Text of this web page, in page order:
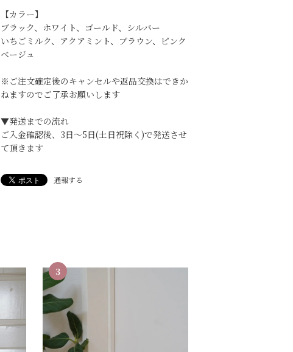
【カラー】
ブラック、ホワイト、ゴールド、シルバー
いちごミルク、アクアミント、ブラウン、ピンク
ベージュ
※ご注文確定後のキャンセルや返品交換はできか
ねますのでご了承お願いします
▼発送までの流れ
ご入金確認後、3日〜5日(土日祝除く)で発送させ
て頂きます
通報する
3